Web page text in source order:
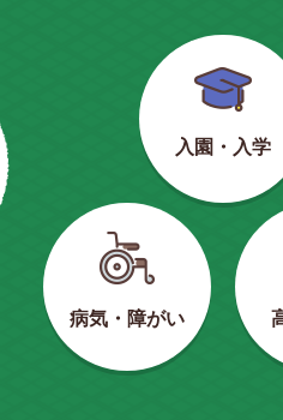
入園・入学
病気・障がい